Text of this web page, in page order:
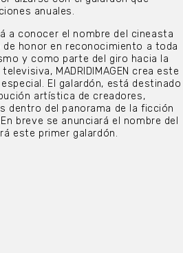
anuales.
a conocer el nombre del cineasta
de honor en reconocimiento a toda
y como parte del giro hacia la
MADRIDIMAGEN crea este
El galardón, está destinado
artística de creadores,
dentro del panorama de la ficción
breve se anunciará el nombre del
este primer galardón.